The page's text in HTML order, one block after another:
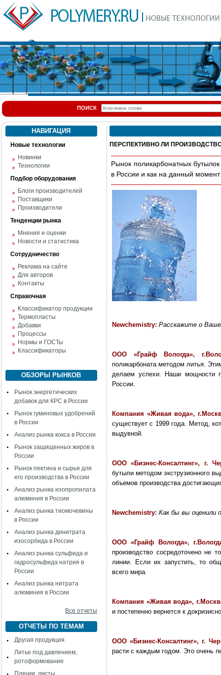
ПОИСК
НАВИГАЦИЯ
Новые технологии
Новинки
Технологии
Подбор оборудования
Блоги производителей
Поставщики
Производители
Тенденции рынка
Мнения и оценки
Новости и статистика
Сотрудничество
Реклама на сайте
Для авторов
Контакты
Справочная
Классификатор продукции
Термопласты
Добавки
Процессы
Нормы и ГОСТы
Классификаторы
ОБЗОРЫ РЫНКОВ
Рынок энергетических
добавок для КРС в России
Рынок гуминовых удобрений
в России
Анализ рынка кокса в России
Рынок защищенных жиров в
России
Рынок пектина и сырья для
его производства в России
Анализ рынка изопропилата
алюминия в России
Анализ рынка тиомочевины
в России
Анализ рынка динитрата
изосорбида в России
Анализ рынка сульфида и
гидросульфида натрия в
России
Анализ рынка нитрата
алюминия в России
Все отчеты
ОТЧЕТЫ ПО ТЕМАМ
Другая продукция
Литье под давлением,
ротоформование
Пленки, листы
ПЕРСПЕКТИВНО ЛИ
Рынок поликарбонатных
в России и как на данный
Newchemistry: Расскажите о
ООО «Грайф Вологда»,
поликарбоната методом литья.
делаем успехи. Наши мощности
России.
Компания «Живая вода»,
существует с 1999 года. Метод,
выдувной.
ООО «Бизнес-Консалтинг», г.
бутыли методом экструзионного
объемов производства
Newchemistry: Как бы вы оценили
ООО «Грайф Вологда»,
производство сосредоточено не
линии. Если их запустить, то
всего мира.
Компания «Живая вода»,
и постепенно вернется к
ООО «Бизнес-Консалтинг», г.
расти с каждым годом. Это очень